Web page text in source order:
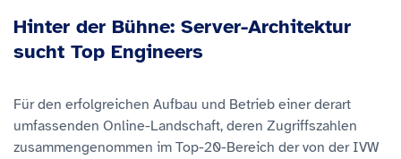
Hinter der Bühne: Server-Architektur
sucht Top Engineers
Für den erfolgreichen Aufbau und Betrieb einer derart
umfassenden Online-Landschaft, deren Zugriffszahlen
zusammengenommen im Top-20-Bereich der von der IVW